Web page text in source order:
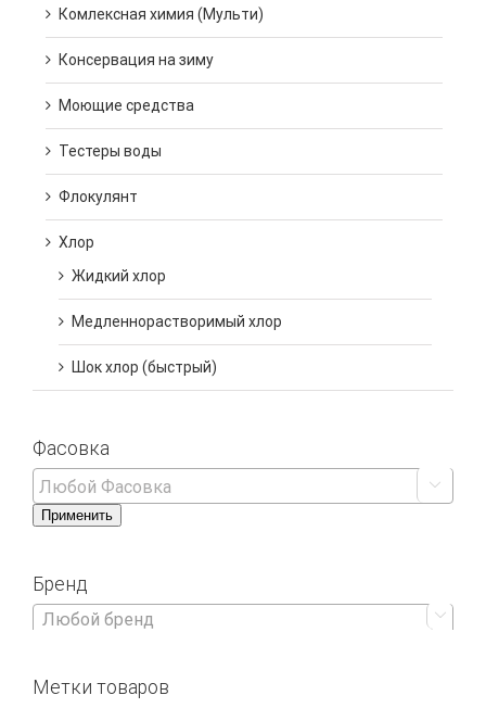
Комлексная химия (Мульти)
Консервация на зиму
Моющие средства
Тестеры воды
Флокулянт
Хлор
Жидкий хлор
Медленнорастворимый хлор
Шок хлор (быстрый)
Фасовка

Применить
Бренд
Любой бренд 
Метки товаров